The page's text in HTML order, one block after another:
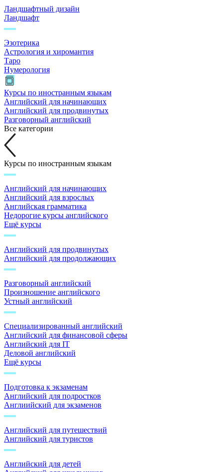
Ландшафтный дизайн
Ландшафт
Эзотерика
Астрология и хиромантия
Таро
Нумерология
Курсы по иностранным языкам
Английский для начинающих
Английский для продвинутых
Разговорный английский
Все категории
Курсы по иностранным языкам
Английский для начинающих
Английский для взрослых
Английская грамматика
Недорогие курсы английского
Ещё курсы
Английский для продвинутых
Английский для продолжающих
Разговорный английский
Произношение английского
Устный английский
Специализированный английский
Английский для финансовой сферы
Английский для IT
Деловой английский
Ещё курсы
Подготовка к экзаменам
Английский для подростков
Англиийский для экзаменов
Английский для путешествий
Английский для туристов
Английский для детей